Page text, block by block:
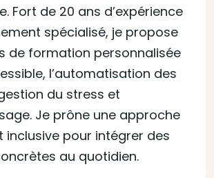
Fort de 20 ans d’expérience
spécialisé, je propose
de formation personnalisée
l’automatisation des
du stress et
Je prône une approche
inclusive pour intégrer des
au quotidien.